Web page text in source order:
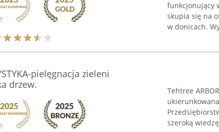
funkcjonujący
skupia się na
w donicach.
pielęgnacja zieleni
drzew.
Tehtree
szeroką